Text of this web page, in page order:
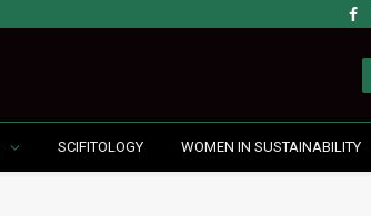
SCIFITOLOGY WOMEN IN SUSTAINABILITY